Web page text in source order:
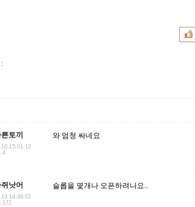
토끼
15:01:12
와 엄청 싸네요
낫어
14:46:02
슬롭을 몇개나 오픈하려나요..